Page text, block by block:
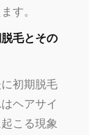
す。
毛とその
初期脱毛
ヘアサイ
こる現象